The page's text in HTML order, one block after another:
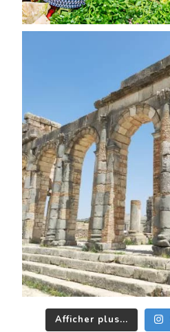
Afficher plus...